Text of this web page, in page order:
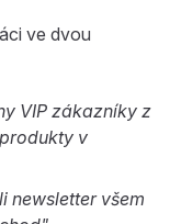
ve dvou
VIP zákazníky z
v
newsletter všem